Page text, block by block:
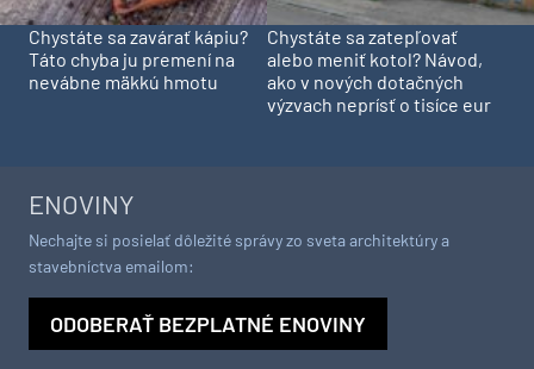
Chystáte sa zavárať kápiu?
Táto chyba ju premení na
nevábne mäkkú hmotu
Chystáte sa zatepľovať
alebo meniť kotol? Návod,
ako v nových dotačných
výzvach neprísť o tisíce eur
ENOVINY
Nechajte si posielať dôležité správy zo sveta architektúry a
stavebníctva emailom:
ODOBERAŤ BEZPLATNÉ ENOVINY